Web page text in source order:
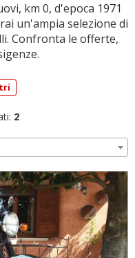
km 0, d'epoca 1971
un'ampia selezione di
Confronta le offerte,
2